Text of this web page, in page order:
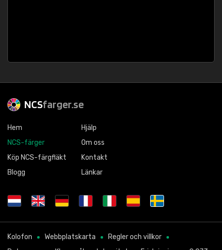
NCSfarger.se
Hem
NCS-färger
Köp NCS-färgfläkt
Blogg
Hjälp
Om oss
Kontakt
Länkar
Kolofon Webbplatskarta
Regler och villkor